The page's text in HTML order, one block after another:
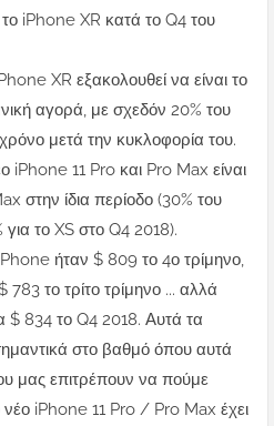
iPhone XR κατά το Q4 του
XR εξακολουθεί να είναι το
αγορά, με σχεδόν 20% του
μετά την κυκλοφορία του.
11 Pro και Pro Max είναι
στην ίδια περίοδο (30% του
το XS στο Q4 2018).
ήταν $ 809 το 4ο τρίμηνο,
το τρίτο τρίμηνο ... αλλά
$ 834 το Q4 2018. Αυτά τα
στο βαθμό όπου αυτά
μας επιτρέπουν να πούμε
νέο iPhone 11 Pro / Pro Max έχει